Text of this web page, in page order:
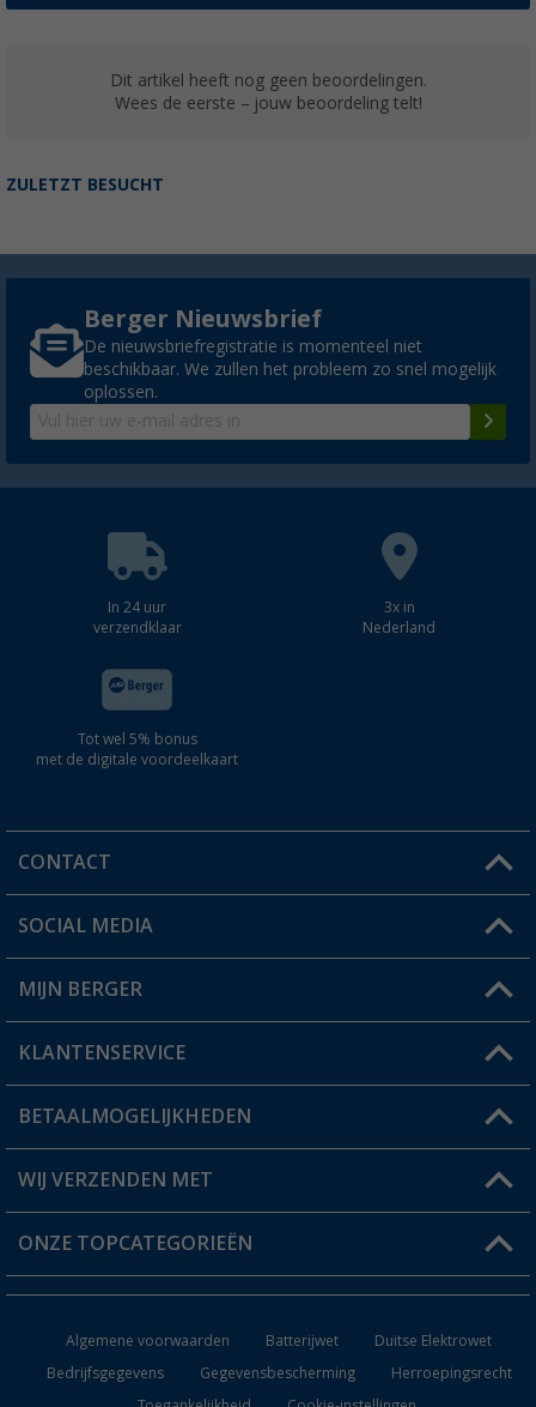
Dit artikel heeft nog geen beoordelingen.
Wees de eerste – jouw beoordeling telt!
ZULETZT BESUCHT
Berger Nieuwsbrief
De nieuwsbriefregistratie is momenteel niet
beschikbaar. We zullen het probleem zo snel mogelijk
oplossen.
In 24 uur
verzendklaar
3x in
Nederland
Tot wel 5% bonus
met de digitale voordeelkaart
CONTACT
Een vraag?
Winkel vinden
SOCIAL MEDIA
MIJN BERGER
Mijn account
Status bestelling
Verlanglijstje
KLANTENSERVICE
FAQ & Contact
Verzendinformatie
Catalogus
BETAALMOGELIJKHEDEN
WIJ VERZENDEN MET
ONZE TOPCATEGORIEËN
Algemene voorwaarden Batterijwet
Duitse Elektrowet
Bedrijfsgegevens
Gegevensbescherming
Herroepingsrecht